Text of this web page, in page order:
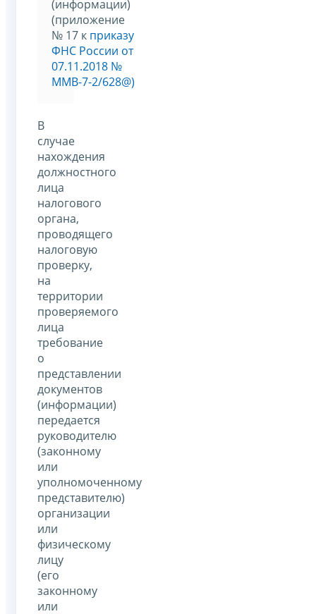
(информации)
(приложение
№ 17 к приказу
ФНС России от
07.11.2018 №
ММВ-7-2/628@)
В
случае
нахождения
должностного
лица
налогового
органа,
проводящего
налоговую
проверку,
на
территории
проверяемого
лица
требование
о
представлении
документов
(информации)
передается
руководителю
(законному
или
уполномоченному
представителю)
организации
или
физическому
лицу
(его
законному
или